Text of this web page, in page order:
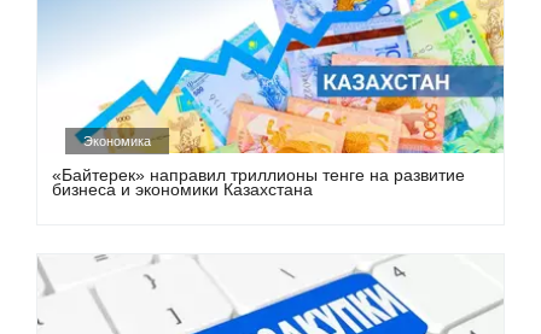
Экономика
«Байтерек» направил триллионы тенге на развитие
бизнеса и экономики Казахстана